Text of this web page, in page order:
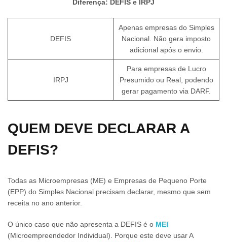
Diferença: DEFIS e IRPJ
DEFIS
Apenas empresas do Simples
Nacional. Não gera imposto
adicional após o envio.
IRPJ
Para empresas de Lucro
Presumido ou Real, podendo
gerar pagamento via DARF.
QUEM DEVE DECLARAR A
DEFIS?
Todas as Microempresas (ME) e Empresas de Pequeno Porte
(EPP) do Simples Nacional precisam declarar, mesmo que sem
receita no ano anterior.
O único caso que não apresenta a DEFIS é o MEI
(Microempreendedor Individual). Porque este deve usar A